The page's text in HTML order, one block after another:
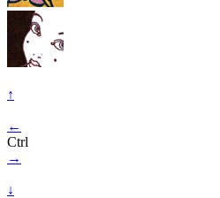
↑
←
Ctrl
→
↓